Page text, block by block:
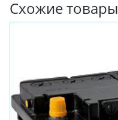
Схожие товары